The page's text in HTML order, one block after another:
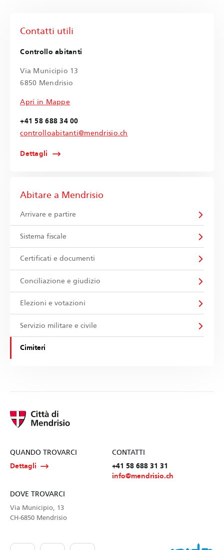
Contatti utili
Controllo abitanti
Via Municipio 13
6850 Mendrisio
Apri in Mappe
+41 58 688 34 00
controlloabitanti@mendrisio.ch
Dettagli
Abitare a Mendrisio
Arrivare e partire
Sistema fiscale
Certificati e documenti
Conciliazione e giudizio
Elezioni e votazioni
Servizio militare e civile
Cimiteri
QUANDO TROVARCI
Dettagli
CONTATTI
+41 58 688 31 31
info@mendrisio.ch
DOVE TROVARCI
Via Municipio, 13
CH-6850 Mendrisio